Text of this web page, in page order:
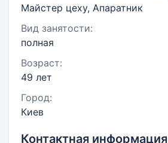
Майстер цеху, Апаратник
Вид занятости:
полная
Возраст:
49 лет
Город:
Киев
Контактная информация